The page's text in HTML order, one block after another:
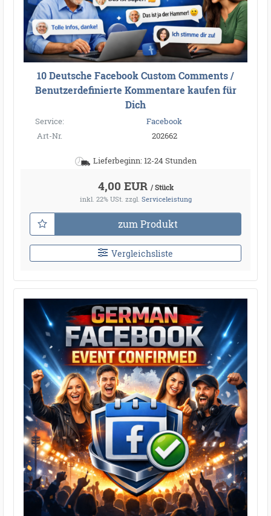
10 Deutsche Facebook Custom Comments /
Benutzerdefinierte Kommentare kaufen für
Dich
Service:
Facebook
Art-Nr.
202662
Lieferbeginn: 12-24 Stunden
4,00 EUR / Stück
inkl. 22% USt. zzgl. Serviceleistung
zum Produkt
Vergleichsliste